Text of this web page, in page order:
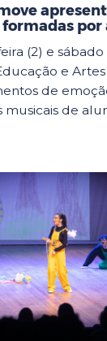
por
(2) e sábado
e
de
de